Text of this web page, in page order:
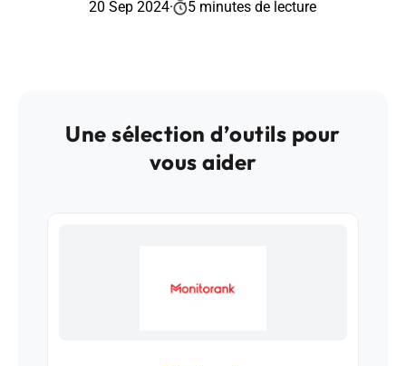
20 Sep 2024· 5 minutes de lecture
Une sélection d’outils pour
vous aider